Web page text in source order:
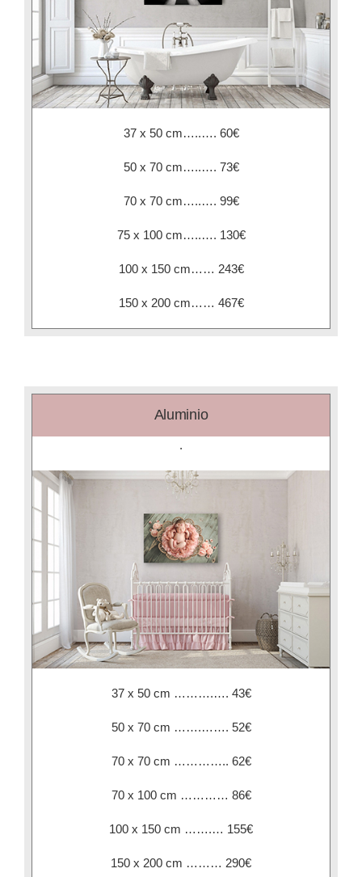
37 x 50 cm…..…. 60€
50 x 70 cm…..…. 73€
70 x 70 cm…..…. 99€
75 x 100 cm…..…. 130€
100 x 150 cm…… 243€
150 x 200 cm…… 467€
Aluminio
.
37 x 50 cm ……….…. 43€
50 x 70 cm …….……. 52€
70 x 70 cm ………….. 62€
70 x 100 cm ………… 86€
100 x 150 cm …….… 155€
150 x 200 cm ……… 290€